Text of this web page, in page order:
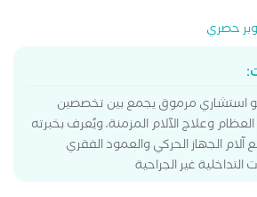
استشاري مرموق يجمع بين تخصصين
وعلاج الآلام المزمنة، ويُعرف بخبرته
الجهاز الحركي والعمود الفقري
غير الجراحية